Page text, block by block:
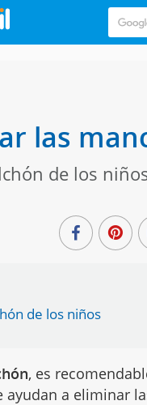
las
de los
de los niños
, es
a eliminar